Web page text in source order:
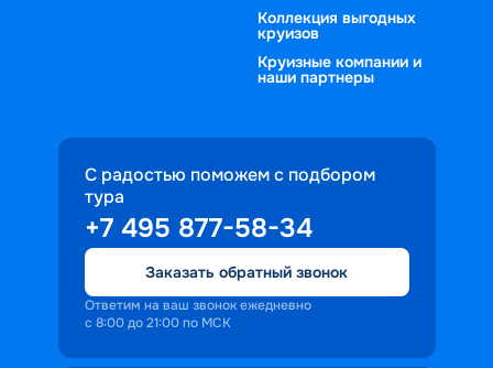
Коллекция выгодных
круизов
Круизные компании и
наши партнеры
С радостью поможем с подбором
тура
+7 495 877-58-34
Заказать обратный звонок
Ответим на ваш звонок ежедневно
с 8:00 до 21:00 по МСК